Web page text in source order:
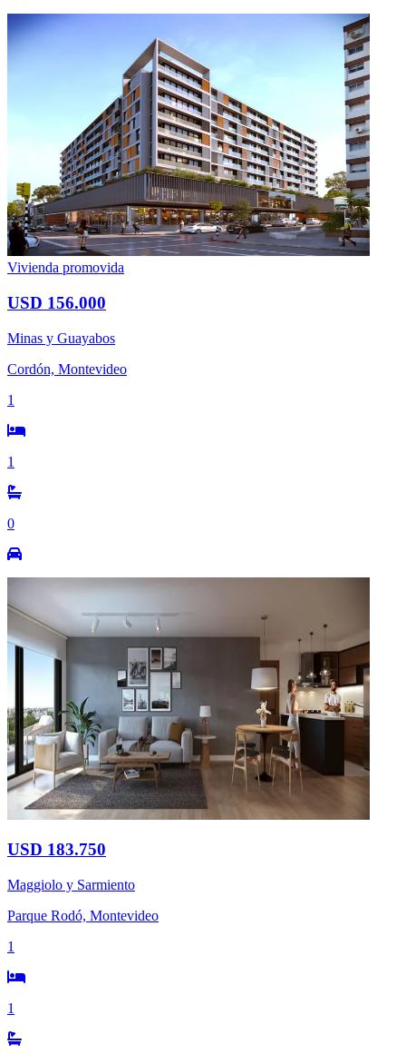
Vivienda promovida
USD 156.000
Minas y Guayabos
Cordón, Montevideo
1
1
0
USD 183.750
Maggiolo y Sarmiento
Parque Rodó, Montevideo
1
1